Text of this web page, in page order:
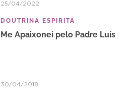
25/04/2022
DOUTRINA ESPIRITA
Me Apaixonei pelo Padre Luís
30/04/2018